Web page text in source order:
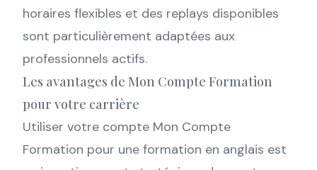
horaires flexibles et des replays disponibles
sont particulièrement adaptées aux
professionnels actifs.
Les avantages de Mon Compte Formation
pour votre carrière
Utiliser votre compte Mon Compte
Formation pour une formation en anglais est